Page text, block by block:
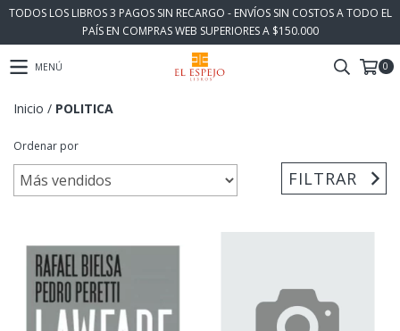
TODOS LOS LIBROS 3 PAGOS SIN RECARGO - ENVÍOS SIN COSTOS A TODO EL
PAÍS EN COMPRAS WEB SUPERIORES A $150.000
MENÚ 0
Inicio / POLITICA
Ordenar por
FILTRAR